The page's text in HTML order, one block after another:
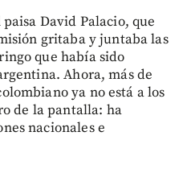
David Palacio, que
gritaba y juntaba las
que había sido
Ahora, más de
ya no está a los
de la pantalla: ha
nacionales e